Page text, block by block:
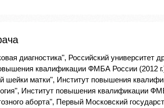
диагностика", Российский университет
квалификации ФМБА России (2012
шейки матки", Институт повышения
Институт повышения квалификации
аборта", Первый Московский